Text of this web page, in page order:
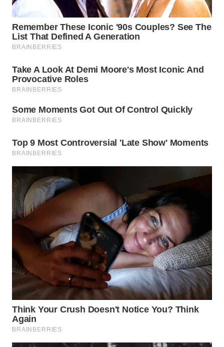
SULSEL
WN
WN
SULUT
WN
WN
MALUT
WN
DAIRI
WN
DANAU
WN
NIAS
WN
LANGKAT